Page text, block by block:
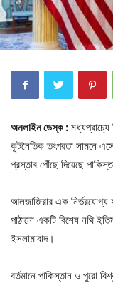
অনলাইন ডেস্ক :
কূটনৈতিক তৎপরতা সামনে
প্রস্তাব পৌঁছে দিয়েছে
আলজাজিরার এক নির্ভরযোগ্য
পাঠানো একটি বিশেষ নথি
ইসলামাবাদ।
বর্তমানে পাকিস্তান ও পুরো